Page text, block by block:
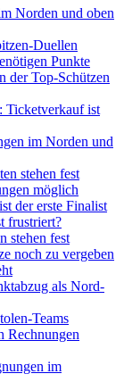
Norden und oben
Duellen
Punkte
der Top-Schützen
Ticketverkauf ist
im Norden und
stehen fest
möglich
der erste Finalist
frustriert?
stehen fest
noch zu vergeben
als Nord-
Teams
Rechnungen
im